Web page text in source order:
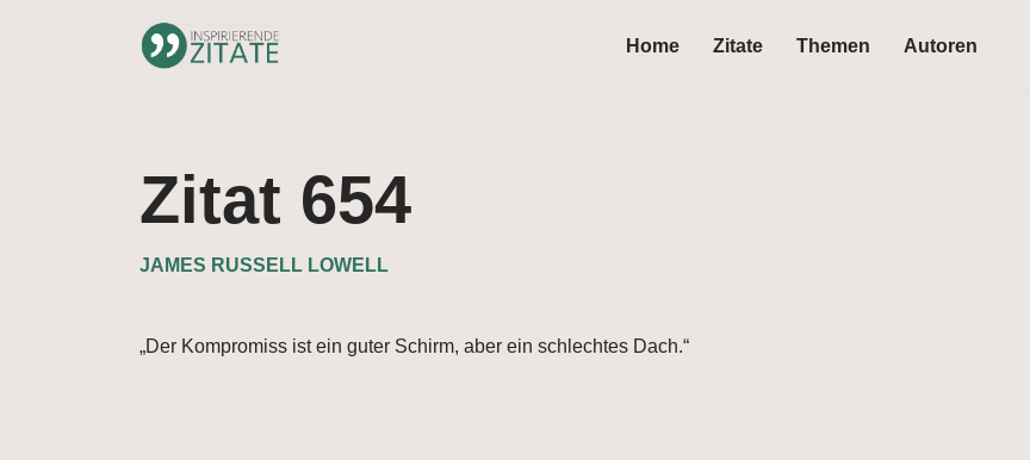
Home Zitate Themen Autoren
Zitat 654
JAMES RUSSELL LOWELL
„Der Kompromiss ist ein guter Schirm, aber ein schlechtes Dach.“